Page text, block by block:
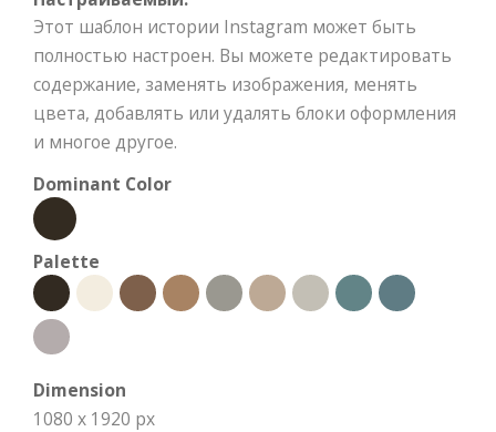
Этот шаблон истории Instagram может быть
полностью настроен. Вы можете редактировать
содержание, заменять изображения, менять
цвета, добавлять или удалять блоки оформления
и многое другое.
Dominant Color
Palette
Dimension
1080 x 1920 px